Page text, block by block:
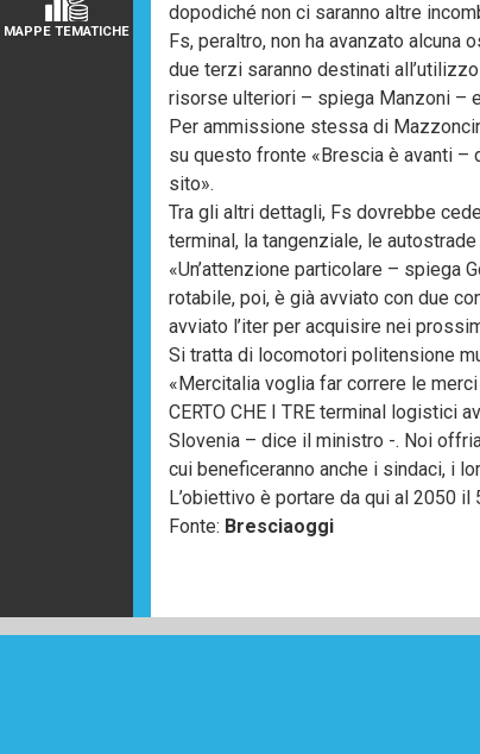
MAPPE TEMATICHE
dopodiché non ci saranno altre
Fs, peraltro, non ha avanzato
due terzi saranno destinati
risorse ulteriori – spiega Manzoni –
Per ammissione stessa di
su questo fronte «Brescia è avanti
sito».
Tra gli altri dettagli, Fs dovrebbe
terminal, la tangenziale, le
«Un’attenzione particolare – spiega
rotabile, poi, è già avviato con due
avviato l’iter per acquisire nei
Si tratta di locomotori politensione
«Mercitalia voglia far correre le
CERTO CHE I TRE terminal logistici
Slovenia – dice il ministro -. Noi
cui beneficeranno anche i sindaci, i
L’obiettivo è portare da qui al 2050
Fonte: Bresciaoggi